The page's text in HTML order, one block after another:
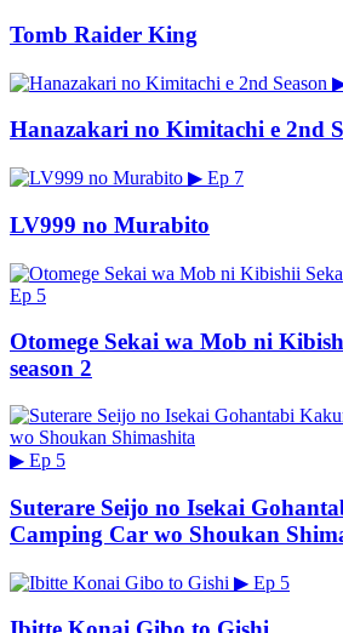
Tomb Raider King
Hanazakari no Kimitachi e 2nd
▶ Ep 7
LV999 no Murabito
Ep 5
Otomege Sekai wa Mob ni
season 2
▶ Ep 5
Suterare Seijo no Isekai
Camping Car wo Shoukan
▶ Ep 5